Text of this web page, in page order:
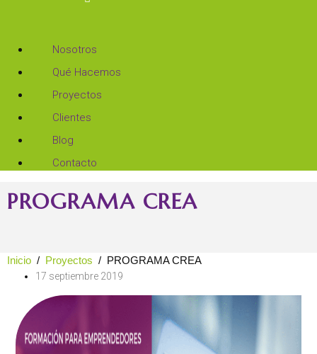
Nosotros
Qué Hacemos
Proyectos
Clientes
Blog
Contacto
PROGRAMA CREA
Inicio Proyectos PROGRAMA CREA
17 septiembre 2019